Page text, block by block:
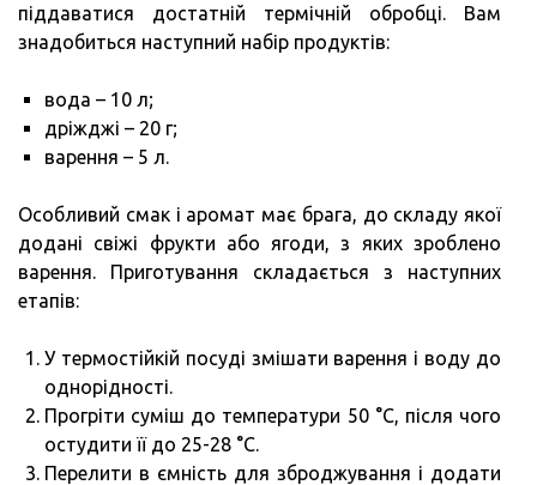
піддаватися достатній термічній обробці. Вам
знадобиться наступний набір продуктів:
вода – 10 л;
дріжджі – 20 г;
варення – 5 л.
Особливий смак і аромат має брага, до складу якої
додані свіжі фрукти або ягоди, з яких зроблено
варення. Приготування складається з наступних
етапів:
У термостійкій посуді змішати варення і воду до
однорідності.
Прогріти суміш до температури 50 °C, після чого
остудити її до 25-28 °C.
Перелити в ємність для зброджування і додати